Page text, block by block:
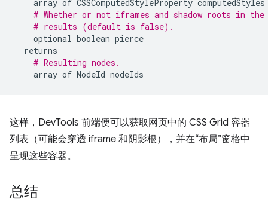
array of CSSComputedStyleProperty computedStyles
# Whether or not iframes and shadow roots in
# results (default is false).
optional boolean pierce
returns
# Resulting nodes.
array of NodeId nodeIds
这样，DevTools 前端便可以获取网页中的 CSS Grid 容器
列表（可能会穿透 iframe 和阴影根），并在“布局”窗格中
呈现这些容器。
总结